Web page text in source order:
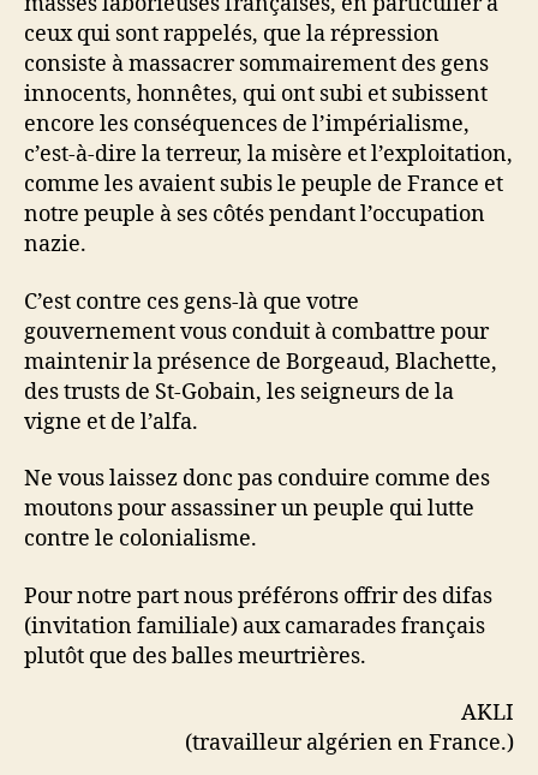
ceux qui sont rappelés, que la répression
consiste à massacrer sommairement des gens
innocents, honnêtes, qui ont subi et subissent
encore les conséquences de l’impérialisme,
c’est-à-dire la terreur, la misère et l’exploitation,
comme les avaient subis le peuple de France et
notre peuple à ses côtés pendant l’occupation
nazie.
C’est contre ces gens-là que votre
gouvernement vous conduit à combattre pour
maintenir la présence de Borgeaud, Blachette,
des trusts de St-Gobain, les seigneurs de la
vigne et de l’alfa.
Ne vous laissez donc pas conduire comme des
moutons pour assassiner un peuple qui lutte
contre le colonialisme.
Pour notre part nous préférons offrir des difas
(invitation familiale) aux camarades français
plutôt que des balles meurtrières.
AKLI
(travailleur algérien en France.)